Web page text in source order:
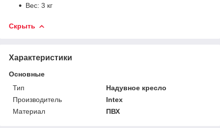
Вес: 3 кг
Скрыть
Характеристики
Основные
Тип
Надувное кресло
Производитель
Intex
Материал
ПВХ